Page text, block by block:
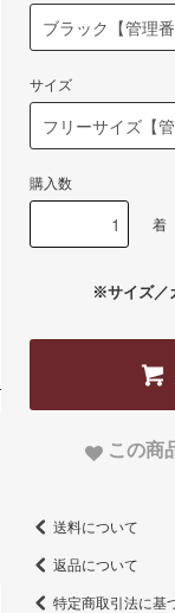
サイズ
購入数
着
※サイズ／
この商
送料について
返品について
特定商取引法に基